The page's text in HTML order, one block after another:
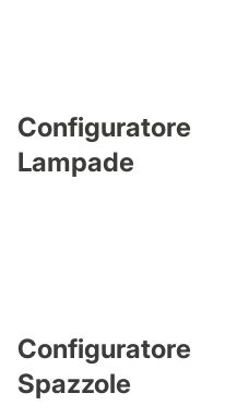
Configuratore
Lampade
Configuratore
Spazzole